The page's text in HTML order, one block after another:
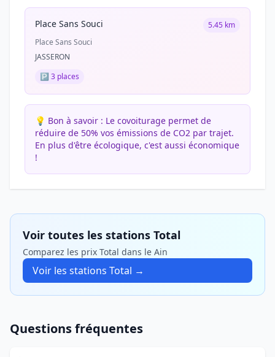
Place Sans Souci
5.45 km
Place Sans Souci
JASSERON
🅿️ 3 places
💡 Bon à savoir : Le covoiturage permet de
réduire de 50% vos émissions de CO2 par trajet.
En plus d'être écologique, c'est aussi économique
!
Voir toutes les stations Total
Comparez les prix Total dans le Ain
Voir les stations Total →
Questions fréquentes